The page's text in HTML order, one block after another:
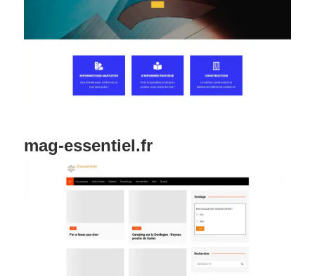
mag-essentiel.fr